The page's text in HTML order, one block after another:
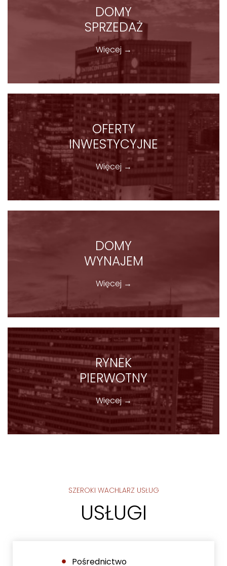
DOMY
SPRZEDAŻ
Więcej →
OFERTY
INWESTYCYJNE
Więcej →
DOMY
WYNAJEM
Więcej →
RYNEK
PIERWOTNY
Więcej →
SZEROKI WACHLARZ USŁUG
USŁUGI
Pośrednictwo